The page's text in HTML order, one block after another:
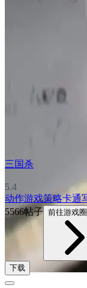
三国杀
5.4
动作游戏策略卡通
5566帖子 前往游戏圈
下载